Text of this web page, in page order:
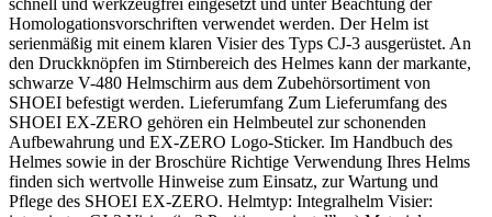
Homologationsvorschriften verwendet werden. Der Helm ist
serienmäßig mit einem klaren Visier des Typs CJ-3 ausgerüstet. An
den Druckknöpfen im Stirnbereich des Helmes kann der markante,
schwarze V-480 Helmschirm aus dem Zubehörsortiment von
SHOEI befestigt werden. Lieferumfang Zum Lieferumfang des
SHOEI EX-ZERO gehören ein Helmbeutel zur schonenden
Aufbewahrung und EX-ZERO Logo-Sticker. Im Handbuch des
Helmes sowie in der Broschüre Richtige Verwendung Ihres Helms
finden sich wertvolle Hinweise zum Einsatz, zur Wartung und
Pflege des SHOEI EX-ZERO. Helmtyp: Integralhelm Visier: